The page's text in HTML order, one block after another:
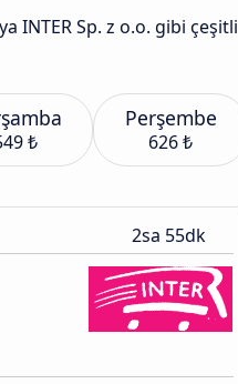
INTER Sp. z o.o. gibi çeşitli
₺
Perşembe
626 ₺
2sa 55dk